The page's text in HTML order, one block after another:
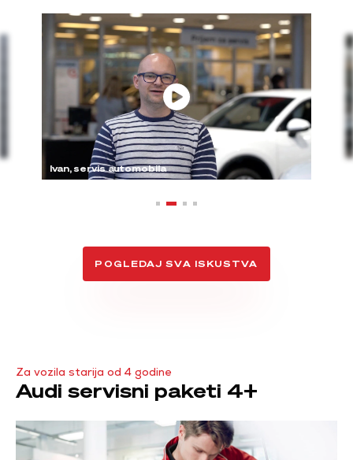
Ivan, servis automobila
POGLEDAJ SVA ISKUSTVA
Za vozila starija od 4 godine
Audi servisni paketi 4+